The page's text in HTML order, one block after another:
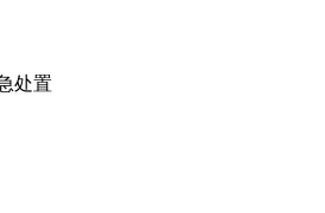
处置